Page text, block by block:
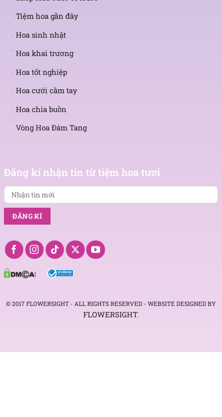
Tiệm hoa gần đây
Hoa sinh nhật
Hoa khai trương
Hoa tốt nghiệp
Hoa cưới cầm tay
Hoa chia buồn
Vòng Hoa Đám Tang
Đăng kí nhận tin từ tiệm hoa tươi
tin
mới
© 2017 FLOWERSIGHT - ALL RIGHTS RESERVED - WEBSITE DESIGNED BY
FLOWERSIGHT.